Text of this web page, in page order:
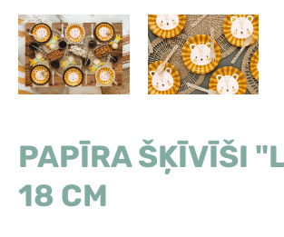
PAPĪRA ŠĶĪVĪŠI
18 CM